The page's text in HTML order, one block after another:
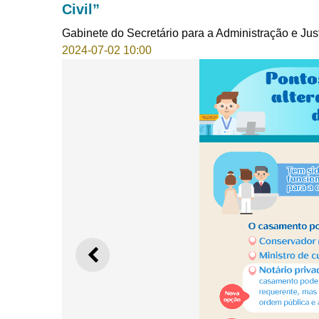
Civil”
Gabinete do Secretário para a Administração e
2024-07-02 10:00
ANTERIOR